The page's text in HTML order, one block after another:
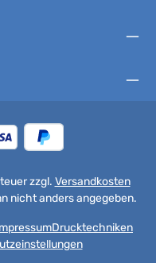
zzgl. Versandkosten
nicht anders angegeben.
Drucktechniken